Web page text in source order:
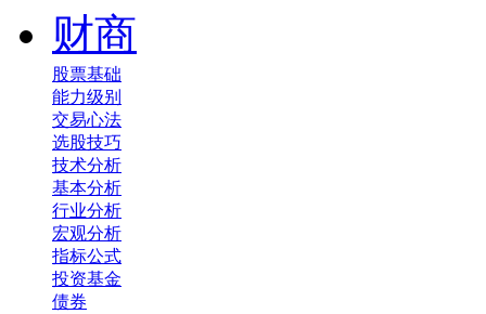
财商
股票基础
能力级别
交易心法
选股技巧
技术分析
基本分析
行业分析
宏观分析
指标公式
投资基金
债券